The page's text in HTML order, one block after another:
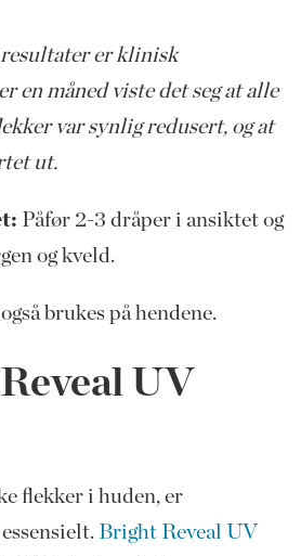
resultater er klinisk
en måned viste det seg at alle
var synlig redusert, og at
ut.
Påfør 2-3 dråper i ansiktet og
og kveld.
brukes på hendene.
UV
flekker i huden, er
Bright Reveal UV